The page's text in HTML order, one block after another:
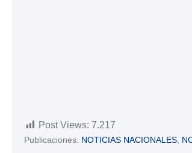
Post Views: 7.217
Publicaciones: NOTICIAS NACIONALES